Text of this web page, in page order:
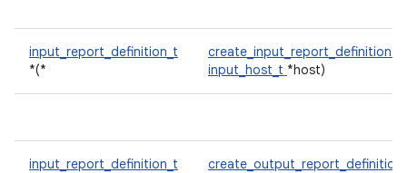
input_report_definition_t
*(*
create_input_report_definition
input_host_t *host)
input_report_definition_t
create_output_report_definition